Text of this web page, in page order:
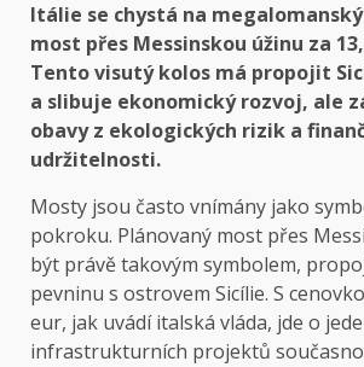
Itálie se chystá na
most přes Messinskou úžinu za
Tento visutý kolos má propojit
a slibuje ekonomický rozvoj, ale
obavy z ekologických rizik a
udržitelnosti.
Mosty jsou často vnímány jako
pokroku. Plánovaný most přes
být právě takovým symbolem,
pevninu s ostrovem Sicílie. S
eur, jak uvádí italská vláda, jde o
infrastrukturních projektů